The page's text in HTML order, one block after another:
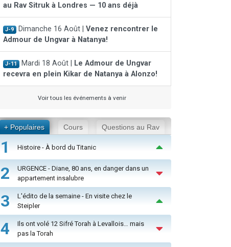
au Rav Sitruk à Londres — 10 ans déjà
J-9 Dimanche 16 Août | Venez rencontrer le
Admour de Ungvar à Natanya!
J-11 Mardi 18 Août |
Le Admour de Ungvar
recevra en plein Kikar de Natanya à Alonzo!
Voir tous les événements à venir
+ Populaires Cours Questions au Rav
1 Histoire - À bord du Titanic
2
URGENCE - Diane, 80 ans, en danger dans un
appartement insalubre
3
L'édito de la semaine - En visite chez le
Steipler
4
Ils ont volé 12 Sifré Torah à Levallois… mais
pas la Torah